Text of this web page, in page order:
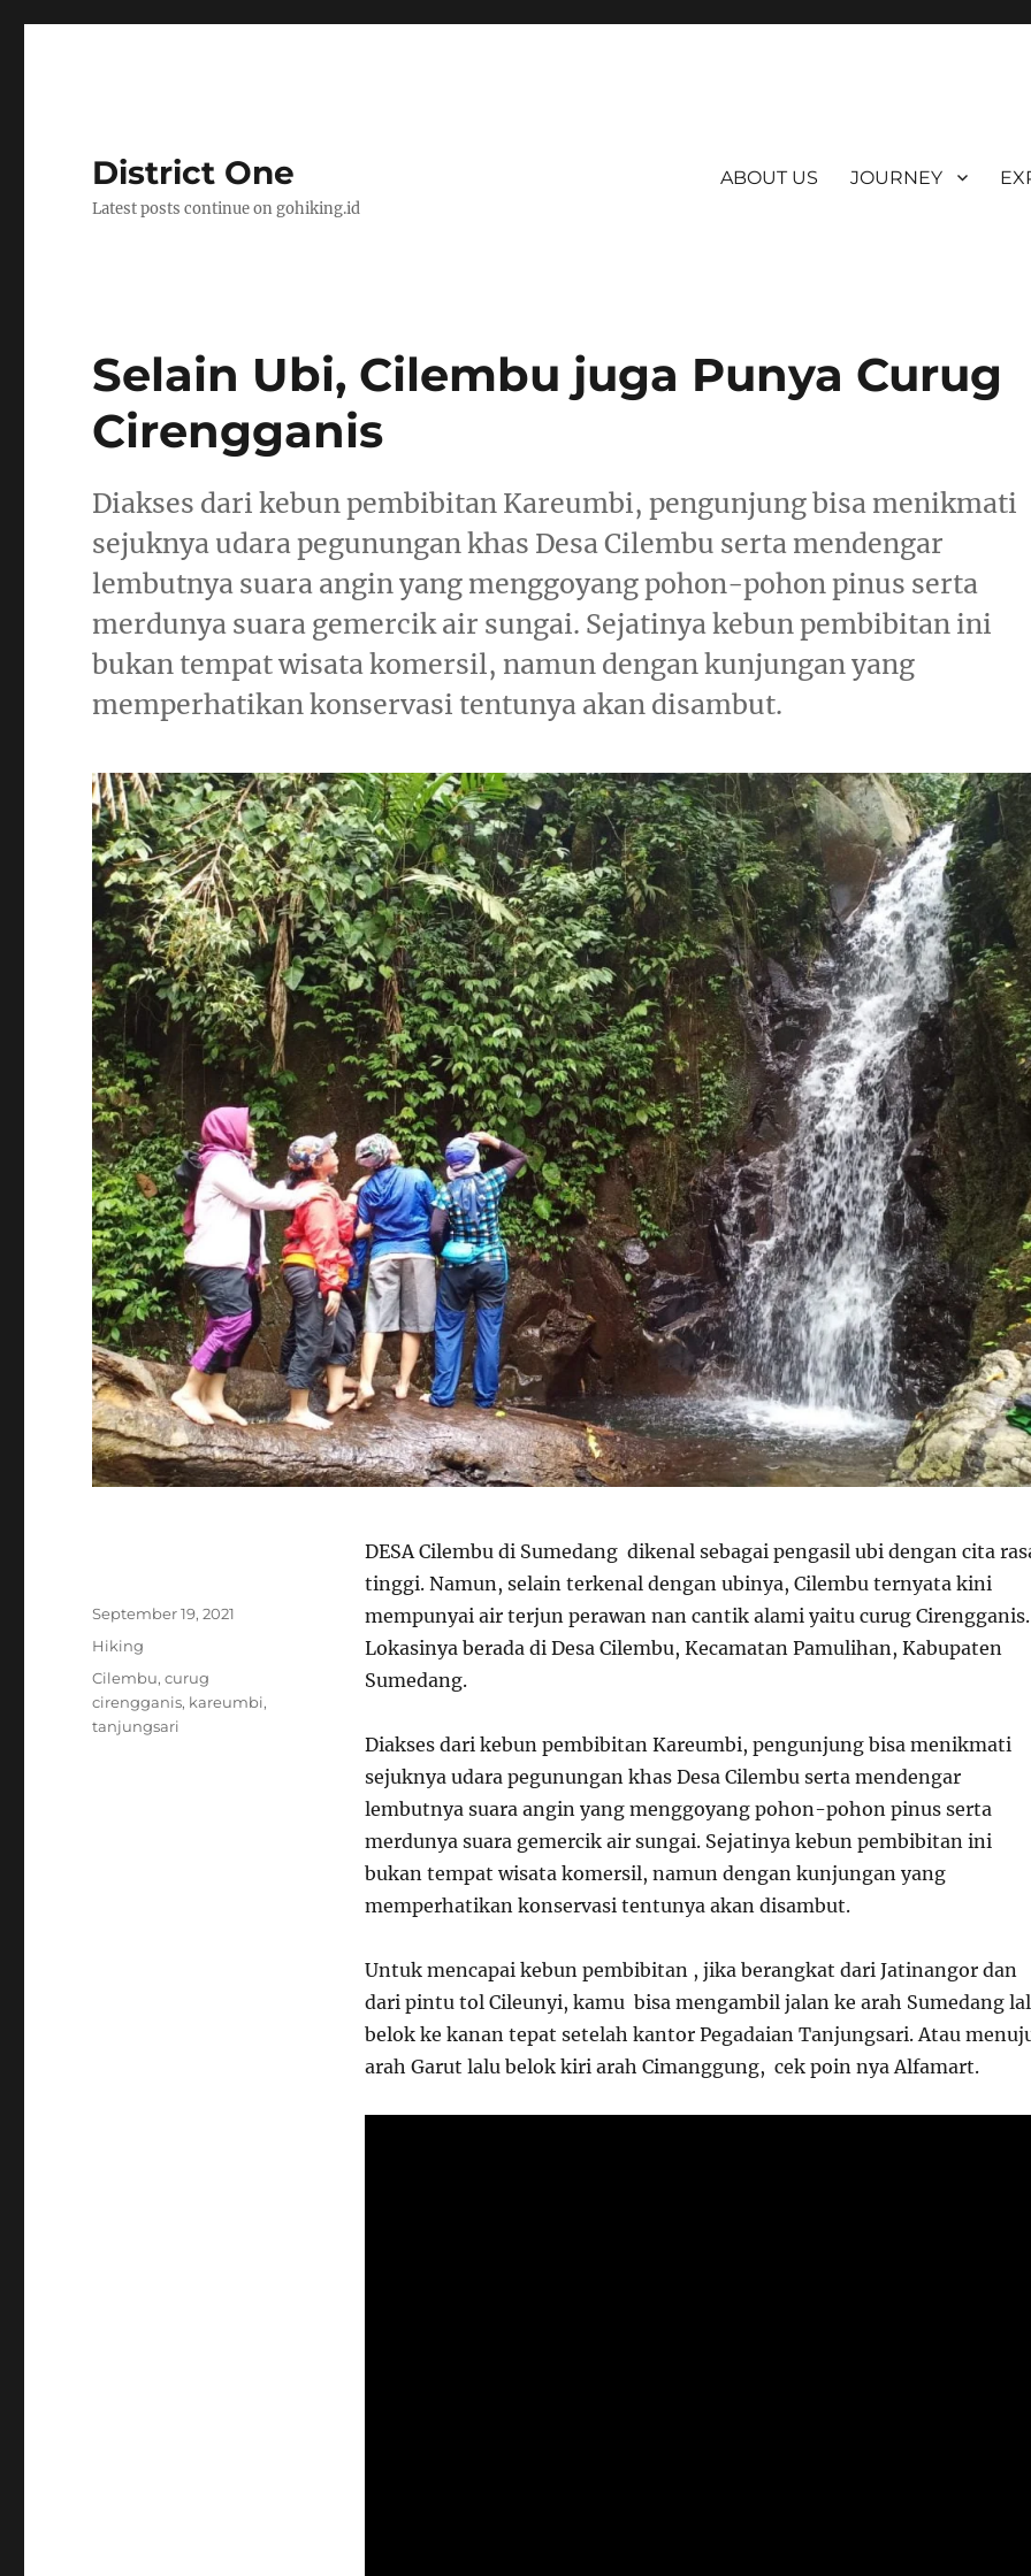
District One
Latest posts continue on gohiking.id
ABOUT US JOURNEY
Selain Ubi, Cilembu juga Punya Curug
Cirengganis
Diakses dari kebun pembibitan Kareumbi, pengunjung bisa menikmati
sejuknya udara pegunungan khas Desa Cilembu serta mendengar
lembutnya suara angin yang menggoyang pohon-pohon pinus serta
merdunya suara gemercik air sungai. Sejatinya kebun pembibitan ini
bukan tempat wisata komersil, namun dengan kunjungan yang
memperhatikan konservasi tentunya akan disambut.
DESA Cilembu di Sumedang dikenal sebagai pengasil ubi dengan cita
tinggi. Namun, selain terkenal dengan ubinya, Cilembu ternyata kini
mempunyai air terjun perawan nan cantik alami yaitu curug Cirengganis.
Lokasinya berada di Desa Cilembu, Kecamatan Pamulihan, Kabupaten
Sumedang.
Diakses dari kebun pembibitan Kareumbi, pengunjung bisa menikmati
sejuknya udara pegunungan khas Desa Cilembu serta mendengar
lembutnya suara angin yang menggoyang pohon-pohon pinus serta
merdunya suara gemercik air sungai. Sejatinya kebun pembibitan ini
bukan tempat wisata komersil, namun dengan kunjungan yang
memperhatikan konservasi tentunya akan disambut.
Untuk mencapai kebun pembibitan , jika berangkat dari Jatinangor dan
dari pintu tol Cileunyi, kamu bisa mengambil jalan ke arah Sumedang
belok ke kanan tepat setelah kantor Pegadaian Tanjungsari. Atau
arah Garut lalu belok kiri arah Cimanggung, cek poin nya Alfamart.
Author
Posted
on
September 19, 2021
Categories
Hiking
Tags
Cilembu,curug
cirengganis, kareumbi,
tanjungsari